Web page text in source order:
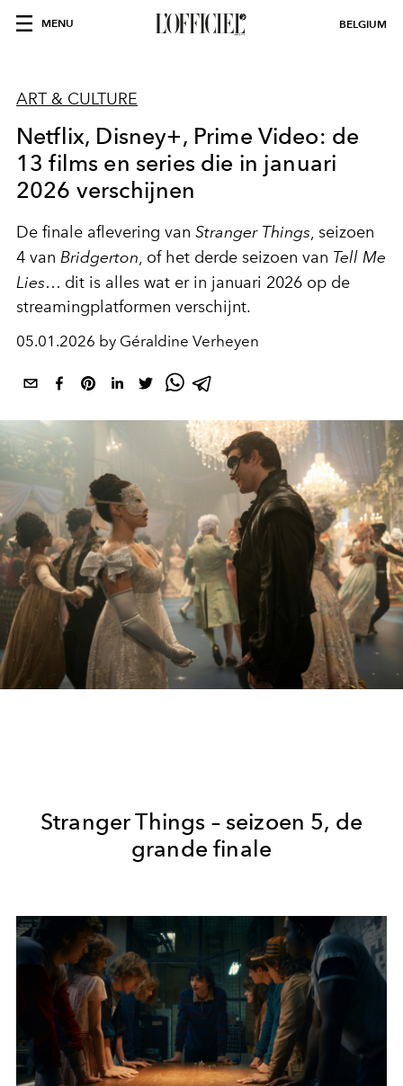
MENU BELGIUM
ART & CULTURE
Netflix, Disney+, Prime Video: de
13 films en series die in januari
2026 verschijnen
De finale aflevering van Stranger Things, seizoen
4 van Bridgerton, of het derde seizoen van Tell Me
Lies… dit is alles wat er in januari 2026 op de
streamingplatformen verschijnt.
05.01.2026 by Géraldine Verheyen
Stranger Things – seizoen 5, de
grande finale